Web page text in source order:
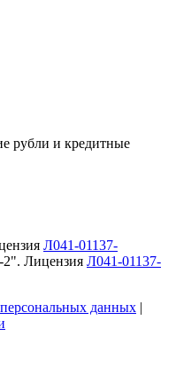
рубли и кредитные
Л041-01137-
Лицензия Л041-01137-
данных |